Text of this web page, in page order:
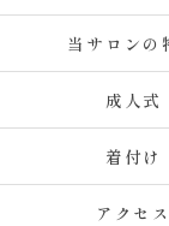
当サロンの
成人式
着付け
アクセス